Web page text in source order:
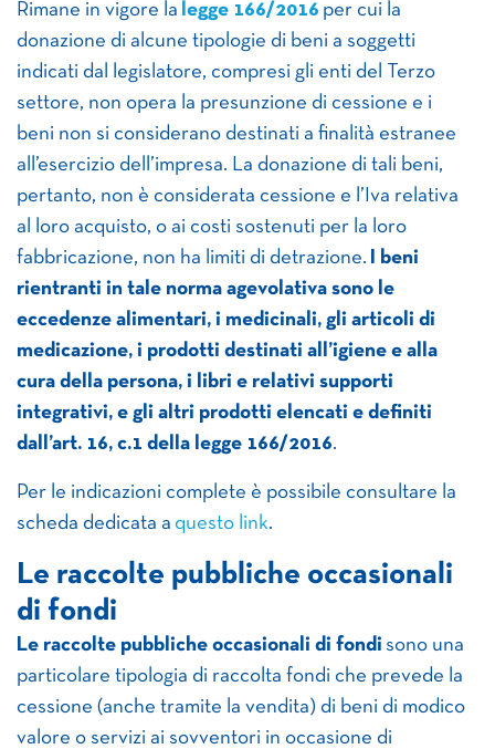
Rimane in vigore la legge 166/2016 per cui la
donazione di alcune tipologie di beni a soggetti
indicati dal legislatore, compresi gli enti del Terzo
settore, non opera la presunzione di cessione e i
beni non si considerano destinati a finalità estranee
all’esercizio dell’impresa. La donazione di tali beni,
pertanto, non è considerata cessione e l’Iva relativa
al loro acquisto, o ai costi sostenuti per la loro
fabbricazione, non ha limiti di detrazione.
I beni
rientranti in tale norma agevolativa sono le
eccedenze alimentari, i medicinali, gli articoli di
medicazione, i prodotti destinati all’igiene e alla
cura della persona, i libri e relativi supporti
integrativi, e gli altri prodotti elencati e definiti
dall’art. 16, c.1 della legge 166/2016.
Per le indicazioni complete è possibile consultare la
scheda dedicata a questo link.
Le raccolte pubbliche occasionali
di fondi
Le raccolte pubbliche occasionali di fondi sono una
particolare tipologia di raccolta fondi che prevede la
cessione (anche tramite la vendita) di beni di modico
valore o servizi ai sovventori in occasione di